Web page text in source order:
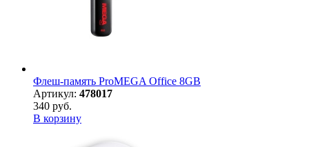
Флеш-память ProMEGA Office 8GB
Артикул: 478017
340 руб.
В корзину